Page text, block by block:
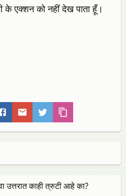
के एक्शन को नहीं देख पाता हूँ।
उत्तरात काही त्रुटी आहे का?